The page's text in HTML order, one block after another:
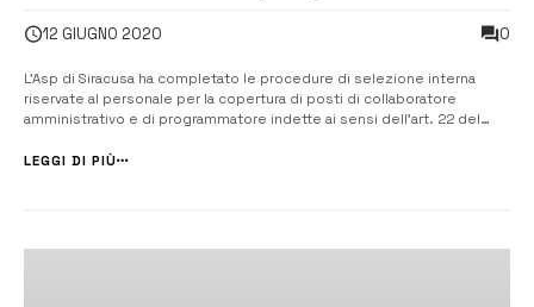
12 GIUGNO 2020 0
L’Asp di Siracusa ha completato le procedure di selezione interna
riservate al personale per la copertura di posti di collaboratore
amministrativo e di programmatore indette ai sensi dell’art. 22 del
contratto alla presenza del direttore generale dell’Asp di Siracusa
LEGGI DI PIÙ